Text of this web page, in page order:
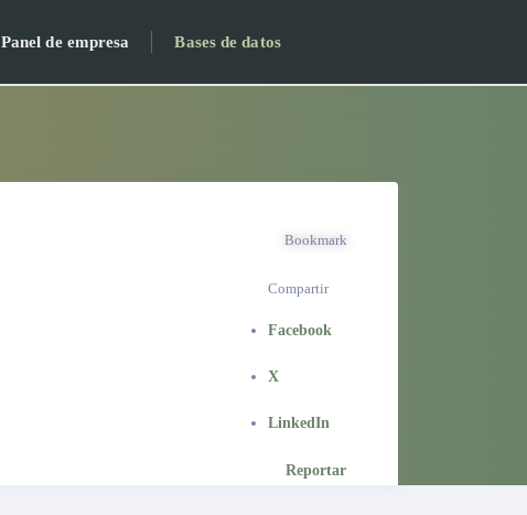
Panel de empresa Bases de datos
Bookmark
Compartir
Facebook
X
LinkedIn
Reportar